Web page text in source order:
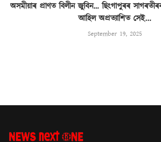
অসমীয়াৰ প্ৰাণত বিলীন জুবিন… ছিংগাপুৰৰ
আহিল অপ্ৰত্যাশিত সেই...
September 19, 2025